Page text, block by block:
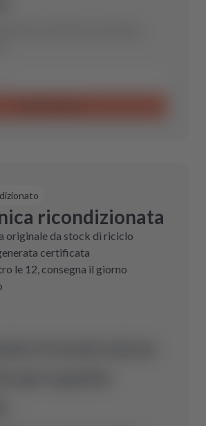
ricondizionata
originale da stock di riciclo
certificata
le 12, consegna il giorno